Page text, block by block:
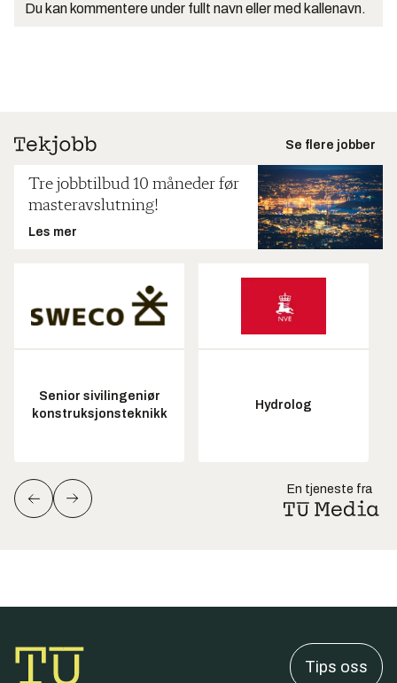
Du kan kommentere under fullt navn eller med kallenavn.
Se flere jobber
Tre jobbtilbud 10 måneder før
masteravslutning!
Les mer
Senior sivilingeniør
konstruksjonsteknikk
Hydrolog
En tjeneste fra
Tips oss